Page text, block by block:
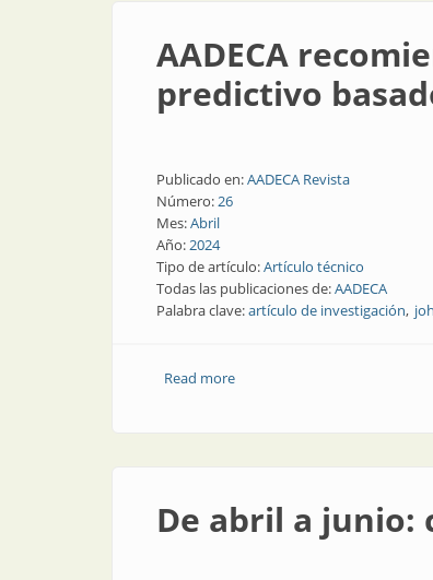
AADECA
predictivo
Publicado en:AADECA Revista
Número:26
Mes:Abril
Año:2024
Tipo de artículo:Artículo técnico
Todas las publicaciones de:AADECA
Palabra clave:artículo de investigación
Read moreabout AADECA recomienda
De abril a junio: